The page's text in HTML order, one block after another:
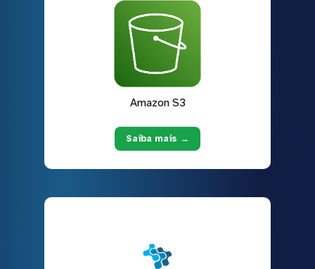
Amazon S3
Saiba mais →